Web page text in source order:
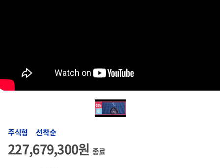
주식형 선착순
227,679,300원 종료